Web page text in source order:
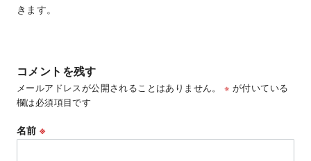
きます。
コメントを残す
メールアドレスが公開されることはありません。 ※ が付いている
欄は必須項目です
名前※